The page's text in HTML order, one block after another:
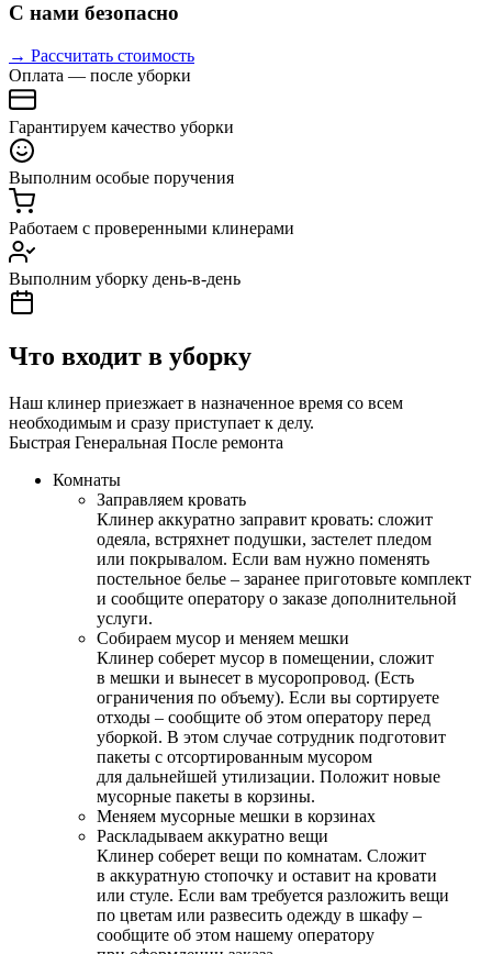
С нами безопасно
→ Рассчитать стоимость
Оплата — после уборки
Гарантируем качество уборки
Выполним особые поручения
Работаем с проверенными клинерами
Выполним уборку день-в-день
Что входит в уборку
Наш клинер приезжает в назначенное время со всем
необходимым и сразу приступает к делу.
Быстрая Генеральная После ремонта
Комнаты
Заправляем кровать
Клинер аккуратно заправит кровать: сложит
одеяла, встряхнет подушки, застелет пледом
или покрывалом. Если вам нужно поменять
постельное белье – заранее приготовьте комплект
и сообщите оператору о заказе дополнительной
услуги.
Собираем мусор и меняем мешки
Клинер соберет мусор в помещении, сложит
в мешки и вынесет в мусоропровод. (Есть
ограничения по объему). Если вы сортируете
отходы – сообщите об этом оператору перед
уборкой. В этом случае сотрудник подготовит
пакеты с отсортированным мусором
для дальнейшей утилизации. Положит новые
мусорные пакеты в корзины.
Меняем мусорные мешки в корзинах
Раскладываем аккуратно вещи
Клинер соберет вещи по комнатам. Сложит
в аккуратную стопочку и оставит на кровати
или стуле. Если вам требуется разложить вещи
по цветам или развесить одежду в шкафу –
сообщите об этом нашему оператору